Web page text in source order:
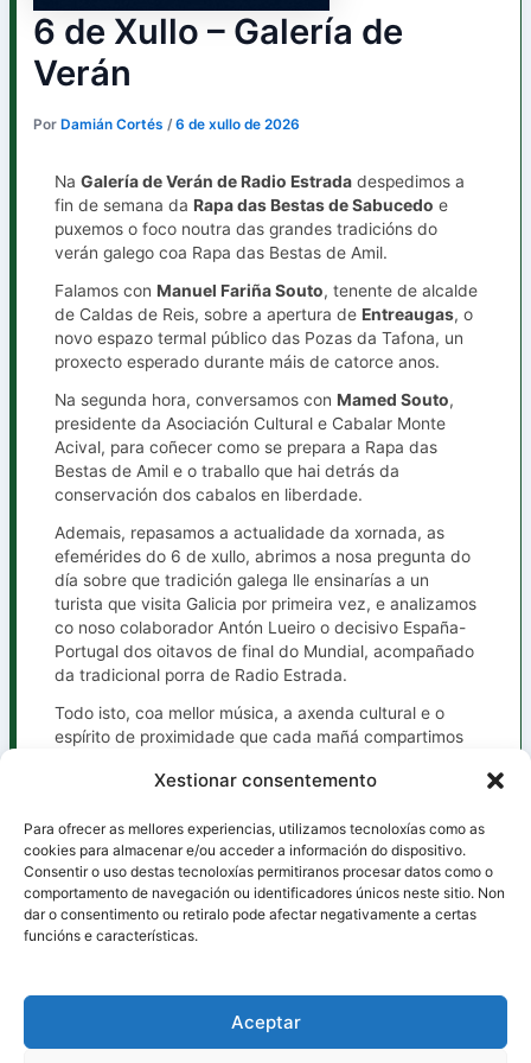
Xestionar consentemento
Para ofrecer as mellores experiencias, utilizamos tecnoloxías como as
cookies para almacenar e/ou acceder a información do dispositivo.
Consentir o uso destas tecnoloxías permitiranos procesar datos como o
comportamento de navegación ou identificadores únicos neste sitio. Non
dar o consentimento ou retiralo pode afectar negativamente a certas
funcións e características.
Aceptar
6 de Xullo – Galería de
Verán
PorDamián Cortés /6 de xullo de 2026
NaGalería de Verán de Radio Estrada despedimos a
fin de semana da Rapa das Bestas de Sabucedo e
puxemos o foco noutra das grandes tradicións do
verán galego coa Rapa das Bestas de Amil.
Falamos con Manuel Fariña Souto, tenente de alcalde
de Caldas de Reis, sobre a apertura de Entreaugas, o
novo espazo termal público das Pozas da Tafona, un
proxecto esperado durante máis de catorce anos.
Na segunda hora, conversamos con Mamed Souto,
presidente da Asociación Cultural e Cabalar Monte
Acival, para coñecer como se prepara a Rapa das
Bestas de Amil e o traballo que hai detrás da
conservación dos cabalos en liberdade.
Ademais, repasamos a actualidade da xornada, as
efemérides do 6 de xullo, abrimos a nosa pregunta do
día sobre que tradición galega lle ensinarías a un
turista que visita Galicia por primeira vez, e analizamos
co noso colaborador Antón Lueiro o decisivo España-
Portugal dos oitavos de final do Mundial, acompañado
da tradicional porra de Radio Estrada.
Todo isto, coa mellor música, a axenda cultural e o
espírito de proximidade que cada mañá compartimos
ANTERIOR SIGUIENTE
Política de Cookies